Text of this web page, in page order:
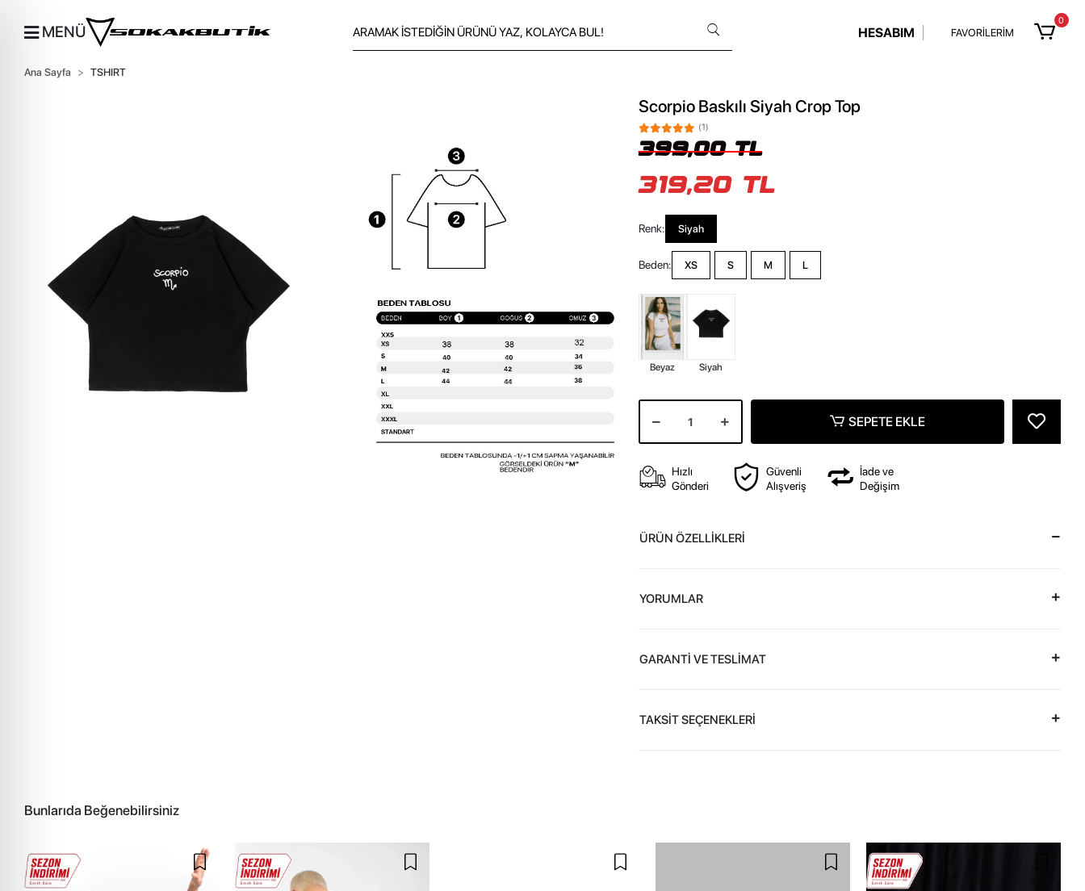
MENÜ HESABIM FAVORİLERİM
0
Ana Sayfa TSHIRT
Scorpio Baskılı Siyah Crop Top
(1)
399,00 TL
319,20 TL
Renk: Siyah
Beden: XS S M L
Beyaz Siyah
SEPETE EKLE
Hızlı
Gönderi
Güvenli
Alışveriş
İade ve
Değişim
ÜRÜN ÖZELLİKLERİ
YORUMLAR
GARANTİ VE TESLİMAT
TAKSİT SEÇENEKLERİ
Bunlarıda Beğenebilirsiniz